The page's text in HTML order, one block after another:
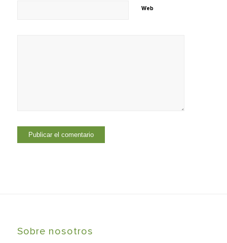
Web
Sobre nosotros